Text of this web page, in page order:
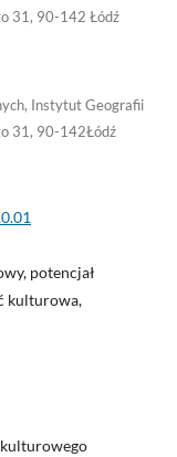
31, 90-142 Łódź
Instytut Geografii
31, 90-142Łódź
potencjał
kulturowa,